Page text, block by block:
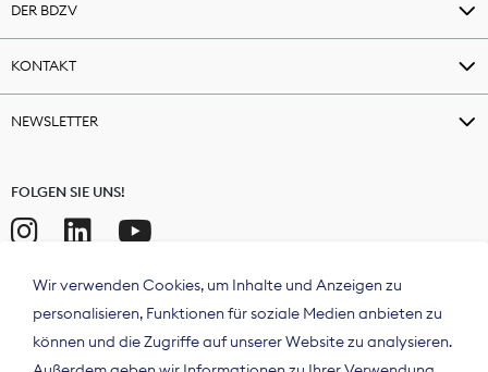
DER BDZV
KONTAKT
NEWSLETTER
FOLGEN SIE UNS!
Wir verwenden Cookies, um Inhalte und Anzeigen zu
personalisieren, Funktionen für soziale Medien anbieten zu
können und die Zugriffe auf unserer Website zu analysieren.